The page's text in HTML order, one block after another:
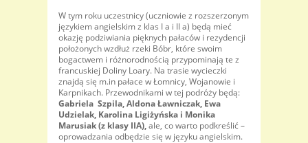
W tym roku uczestnicy (uczniowie z rozszerzonym
językiem angielskim z klas I a i II a) będą mieć
okazję podziwiania pięknych pałaców i rezydencji
położonych wzdłuż rzeki Bóbr, które swoim
bogactwem i różnorodnością przypominają te z
francuskiej Doliny Loary. Na trasie wycieczki
znajdą się m.in pałace w Łomnicy, Wojanowie i
Karpnikach. Przewodnikami w tej podróży będą:
Gabriela Szpila, Aldona Ławniczak, Ewa
Udzielak, Karolina Ligiżyńska i Monika
Marusiak (z klasy IIA),ale, co warto podkreślić –
oprowadzania odbędzie się w języku angielskim.